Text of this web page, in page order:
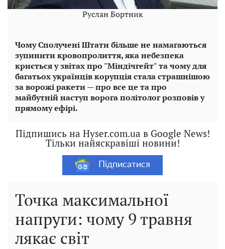
Руслан Бортник
Чому Сполучені Штати більше не намагаються
зупинити кровопролиття, яка небезпека
криється у звітах про "Міндічгейт" та чому для
багатьох українців корупція стала страшнішою
за ворожі ракети — про все це та про
майбутній наступ ворога політолог розповів у
прямому ефірі.
Підпишись на Hyser.com.ua в Google News!
Тільки найяскравіші новини!
Підписатися
Точка максимальної
напруги: чому 9 травня
лякає світ